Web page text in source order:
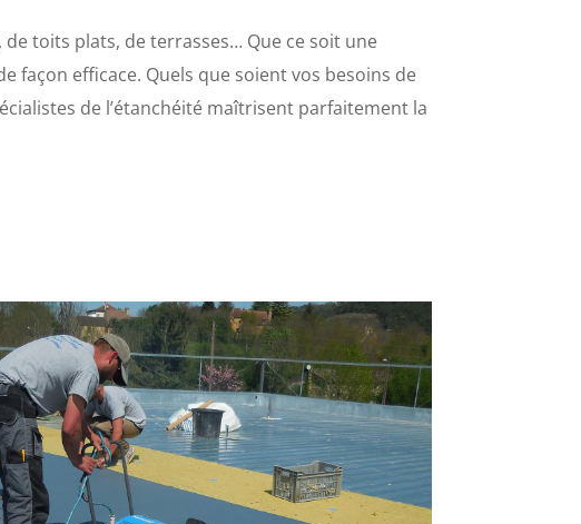
toits plats, de terrasses… Que ce soit une
façon efficace. Quels que soient vos besoins de
de l’étanchéité maîtrisent parfaitement la